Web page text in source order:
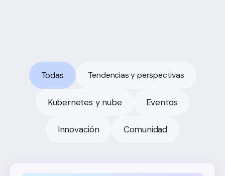
Todas Tendencias y perspectivas
Kubernetes y nube Eventos
Innovación Comunidad